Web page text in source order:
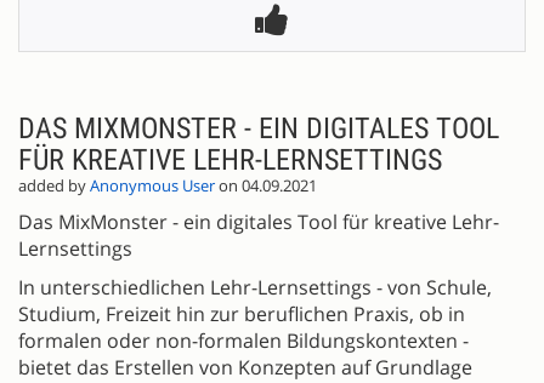
DAS MIXMONSTER - EIN DIGITALES TOOL
FÜR KREATIVE LEHR-LERNSETTINGS
added byAnonymous Useron 04.09.2021
Das MixMonster - ein digitales Tool für kreative Lehr-
Lernsettings
In unterschiedlichen Lehr-Lernsettings - von Schule,
Studium, Freizeit hin zur beruflichen Praxis, ob in
formalen oder non-formalen Bildungskontexten -
bietet das Erstellen von Konzepten auf Grundlage